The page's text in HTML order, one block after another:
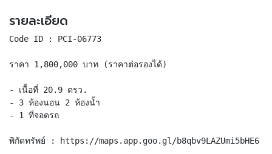
รายละเอียด
Code ID : PCI-06773
ราคา 1,800,000 บาท (ราคาต่อรองได้)
- เนื้อที่ 20.9 ตรว.
- 3 ห้องนอน 2 ห้องน้ำ
- 1 ที่จอดรถ
พิกัดทรัพย์ : https://maps.app.goo.gl/b8qbv9LAZUmi5bHE6